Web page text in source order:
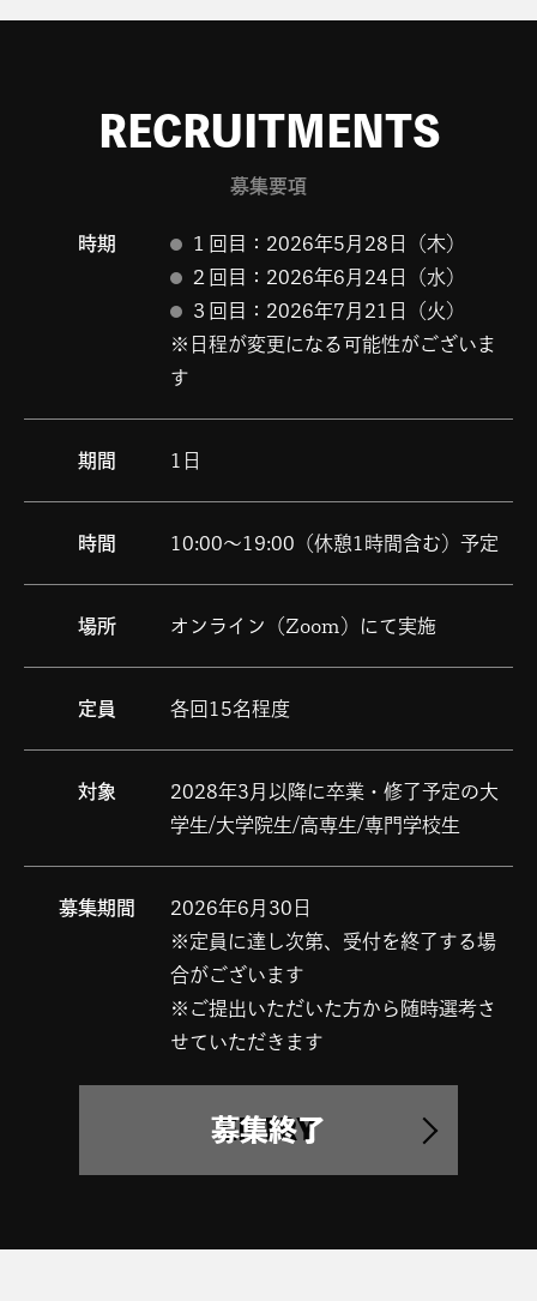
募集要項
時期
１回目：2026年5月28日（木）
２回目：2026年6月24日（水）
３回目：2026年7月21日（火)
※日程が変更になる可能性がございま
す
期間 1日
時間 10:00～19:00（休憩1時間含む）予定
場所 オンライン（Zoom）にて実施
定員 各回15名程度
対象
2028年3月以降に卒業・修了予定の大
学生/大学院生/高専生/専門学校生
募集期間
2026年6月30日
※定員に達し次第、受付を終了する場
合がございます
※ご提出いただいた方から随時選考さ
せていただきます
ENTRY